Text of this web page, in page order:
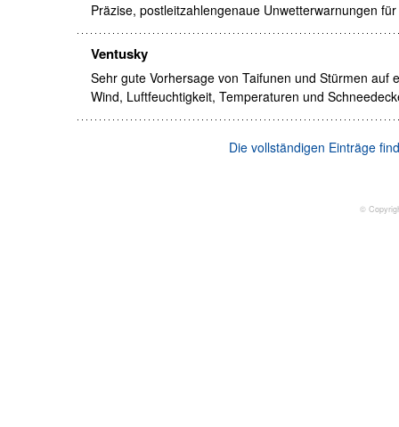
Präzise, postleitzahlengenaue Unwetterwarnungen
Ventusky
Sehr gute Vorhersage von Taifunen und Stürmen
Wind, Luftfeuchtigkeit, Temperaturen und
Die vollständigen Einträge
©